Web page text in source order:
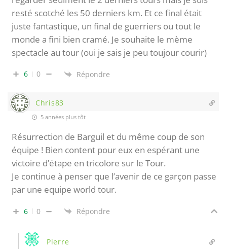
resté scotché les 50 derniers km. Et ce final était
juste fantastique, un final de guerriers ou tout le
monde a fini bien cramé. Je souhaite le mème
spectacle au tour (oui je sais je peu toujour courir)
6 0 Répondre
Chris83
5 années plus tôt
Résurrection de Barguil et du même coup de son
équipe ! Bien content pour eux en espérant une
victoire d’étape en tricolore sur le Tour.
Je continue à penser que l’avenir de ce garçon passe
par une equipe world tour.
6 0 Répondre
Pierre